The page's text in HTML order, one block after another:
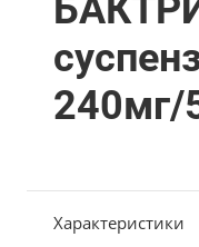
240мг/
Характеристики